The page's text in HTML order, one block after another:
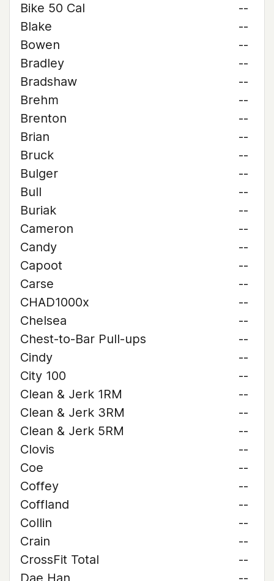
Bike 50 Cal
--
Blake
--
Bowen
--
Bradley
--
Bradshaw
--
Brehm
--
Brenton
--
Brian
--
Bruck
--
Bulger
--
Bull
--
Buriak
--
Cameron
--
Candy
--
Capoot
--
Carse
--
CHAD1000x
--
Chelsea
--
Chest-to-Bar Pull-ups
--
Cindy
--
City 100
--
Clean & Jerk 1RM
--
Clean & Jerk 3RM
--
Clean & Jerk 5RM
--
Clovis
--
Coe
--
Coffey
--
Coffland
--
Collin
--
Crain
--
CrossFit Total
--
Dae Han
--